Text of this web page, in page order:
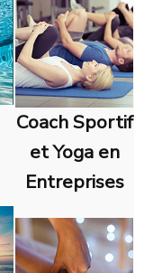
Coach Sportif
et Yoga en
Entreprises